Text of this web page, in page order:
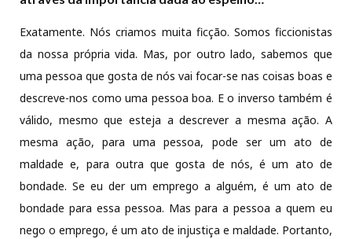
Exatamente. Nós criamos muita ficção. Somos ficcionistas
da nossa própria vida. Mas, por outro lado, sabemos que
uma pessoa que gosta de nós vai focar-se nas coisas boas e
descreve-nos como uma pessoa boa. E o inverso também é
válido, mesmo que esteja a descrever a mesma ação. A
mesma ação, para uma pessoa, pode ser um ato de
maldade e, para outra que gosta de nós, é um ato de
bondade. Se eu der um emprego a alguém, é um ato de
bondade para essa pessoa. Mas para a pessoa a quem eu
nego o emprego, é um ato de injustiça e maldade. Portanto,